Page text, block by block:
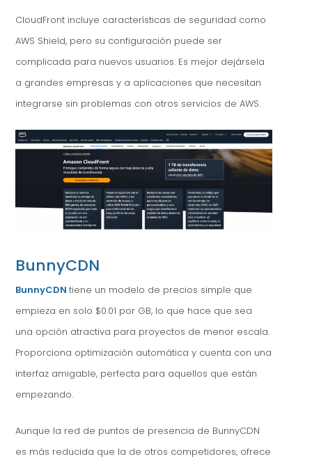
CloudFront incluye características de seguridad como
AWS Shield, pero su configuración puede ser
complicada para nuevos usuarios. Es mejor dejársela
a grandes empresas y a aplicaciones que necesitan
integrarse sin problemas con otros servicios de AWS.
BunnyCDN
BunnyCDN tiene un modelo de precios simple que
empieza en solo $0.01 por GB, lo que hace que sea
una opción atractiva para proyectos de menor escala.
Proporciona optimización automática y cuenta con una
interfaz amigable, perfecta para aquellos que están
empezando.
Aunque la red de puntos de presencia de BunnyCDN
es más reducida que la de otros competidores, ofrece